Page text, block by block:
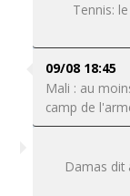
Tennis:
09/08 18:45
Mali : au
camp de
Damas dit